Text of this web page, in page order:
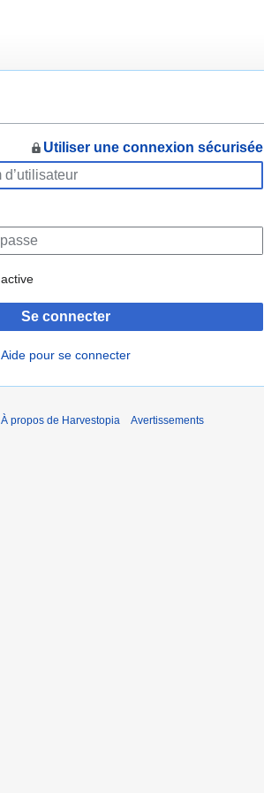
Utiliser une connexion sécurisée
Se connecter
Aide pour se connecter
À propos de Harvestopia Avertissements